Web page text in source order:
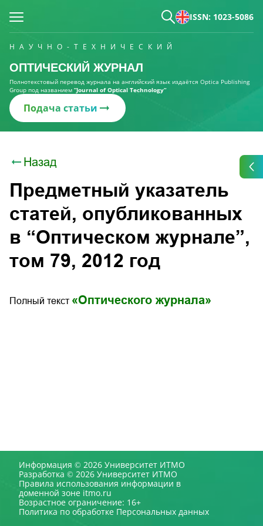
ISSN: 1023-5086
НАУЧНО-ТЕХНИЧЕСКИЙ
ОПТИЧЕСКИЙ ЖУРНАЛ
Полнотекстовый перевод журнала на английский язык издаётся Optica Publishing
Group под названием “Journal of Optical Technology“
Подача статьи
Назад
Предметный указатель
статей, опубликованных
в “Оптическом журнале”,
том 79, 2012 год
Полный текст «Оптического журнала»
Информация © 2026 Университет ИТМО
Разработка © 2026 Университет ИТМО
Правила использования информации в
доменной зоне itmo.ru
Возрастное ограничение: 16+
Политика по обработке Персональных данных